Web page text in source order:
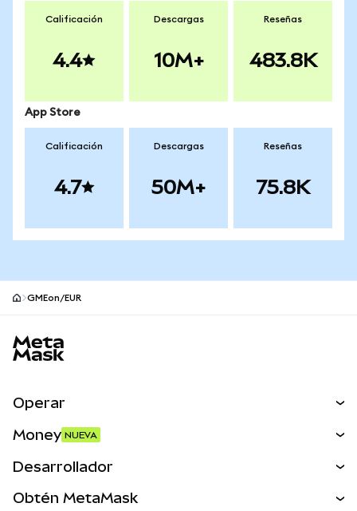
Calificación
4.4
Descargas
10M+
Reseñas
483.8K
App Store
Calificación
4.7
Descargas
50M+
Reseñas
75.8K
GMEon/EUR
Operar
Activos del mundo real
Money NUEVA
Desarrollador
Obtén MetaMask